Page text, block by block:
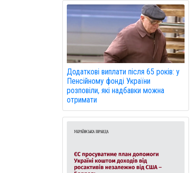
Додаткові виплати після 65 років: у
Пенсійному фонді України
розповіли, які надбавки можна
отримати